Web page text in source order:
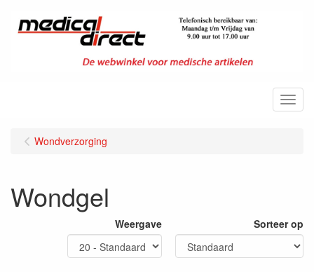
Menu
Wondverzorging
Wondgel
Weergave Sorteer op